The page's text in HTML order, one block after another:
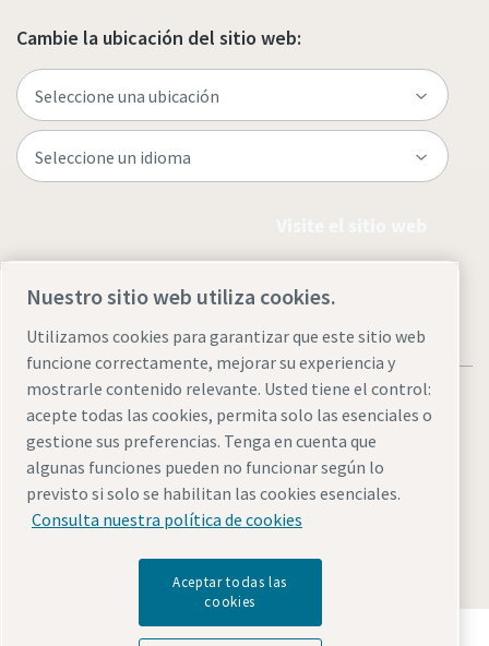
Cambie la ubicación del sitio web:
Avisos legales y de privacidadAdministrar cookies
AccesibilidadMapa del sitio
© 2026 Atlas Copco
Descubre cómo Atlas Copco Group impulsa la
Nuestro sitio web utiliza cookies.
Utilizamos cookies para garantizar que este sitio web
funcione correctamente, mejorar su experiencia y
mostrarle contenido relevante. Usted tiene el control:
acepte todas las cookies, permita solo las esenciales o
gestione sus preferencias. Tenga en cuenta que
algunas funciones pueden no funcionar según lo
previsto si solo se habilitan las cookies esenciales.
Consulta nuestra política de cookies
Aceptar todas las
cookies